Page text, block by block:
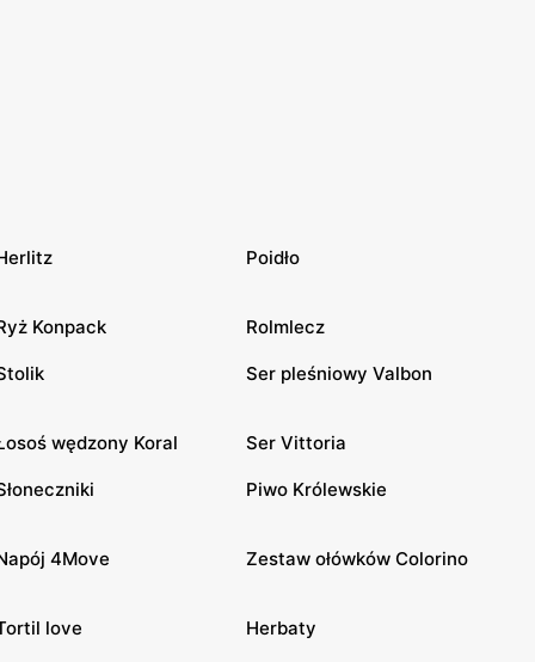
Poidło
Konpack Rolmlecz
Ser pleśniowy Valbon
wędzony Koral Ser Vittoria
Piwo Królewskie
4Move Zestaw ołówków Colorino
love Herbaty